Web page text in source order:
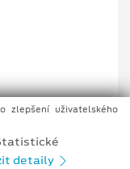
136 k
zlepšení uživatelského
detaily